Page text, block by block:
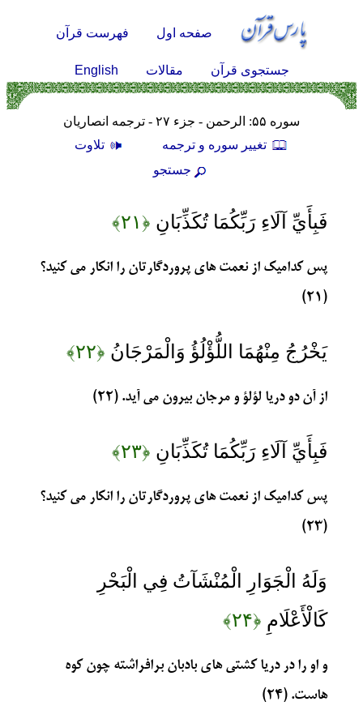
صفحه اول فهرست قرآن
جستجوی قرآن مقالات English
سوره ۵۵: الرحمن - جزء ۲۷ - ترجمه انصاریان
تغيير سوره و ترجمه
تلاوت
جستجو
فَبِأَيِّ آلَاءِ رَبِّكُمَا تُكَذِّبَانِ ﴿۲۱﴾
پس کدامیک از نعمت های پروردگارتان را انکار می کنید؟
(۲۱)
يَخْرُجُ مِنْهُمَا اللُّؤْلُؤُ وَالْمَرْجَانُ ﴿۲۲﴾
از آن دو دریا لؤلؤ و مرجان بیرون می آید. (۲۲)
فَبِأَيِّ آلَاءِ رَبِّكُمَا تُكَذِّبَانِ ﴿۲۳﴾
پس کدامیک از نعمت های پروردگارتان را انکار می کنید؟
(۲۳)
وَلَهُ الْجَوَارِ الْمُنْشَآتُ فِي الْبَحْرِ
كَالْأَعْلَامِ ﴿۲۴﴾
و او را در دریا کشتی های بادبان برافراشته چون کوه
هاست. (۲۴)